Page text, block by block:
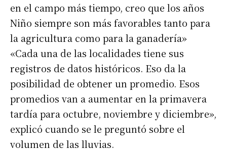
en el campo más tiempo, creo que los años
Niño siempre son más favorables tanto para
la agricultura como para la ganadería»
«Cada una de las localidades tiene sus
registros de datos históricos. Eso da la
posibilidad de obtener un promedio. Esos
promedios van a aumentar en la primavera
tardía para octubre, noviembre y diciembre»,
explicó cuando se le preguntó sobre el
volumen de las lluvias.